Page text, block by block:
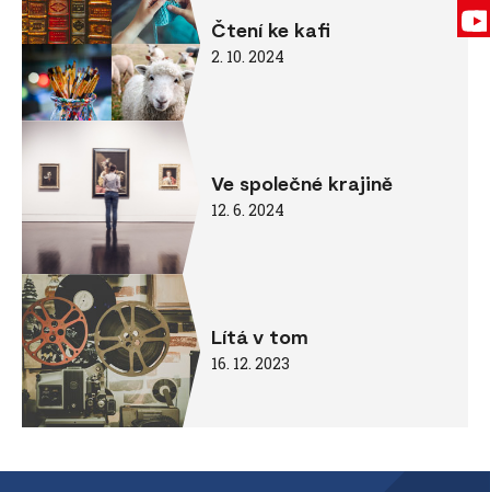
Čtení ke kafi
2. 10. 2024
Ve společné krajině
12. 6. 2024
Lítá v tom
16. 12. 2023